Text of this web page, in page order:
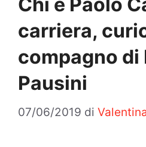
carriera,
compagno di
Pausini
07/06/2019 di